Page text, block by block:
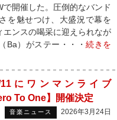
で開催した。圧倒的なバンド
を魅せつけ、大盛況で幕を
ンスの喝采に迎えられなが
Ba）がステー・・・続きを
11にワンマンライブ
To One】開催決定
音楽ニュース 2026年3月24日